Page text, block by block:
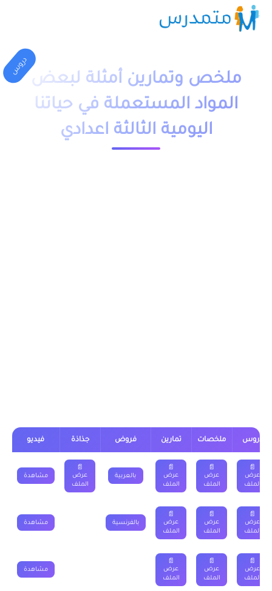
دروس
ملخص وتمارين أمثلة لبعض
المواد المستعملة في حياتنا
اليومية الثالثة اعدادي
دروس ملخصات تمارين فروض جذاذة فيديو
📄
عرض
الملف
📄
عرض
الملف
📄
عرض
الملف
بالعربية
📄
عرض
الملف
مشاهدة
📄
عرض
الملف
📄
عرض
الملف
📄
عرض
الملف
بالفرنسية مشاهدة
📄
عرض
الملف
📄
عرض
الملف
📄
عرض
الملف
مشاهدة